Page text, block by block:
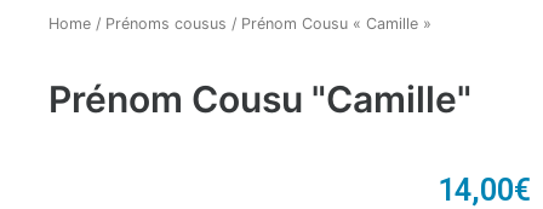
Home / Prénoms cousus / Prénom Cousu « Camille »
Prénom Cousu "Camille"
14,00€